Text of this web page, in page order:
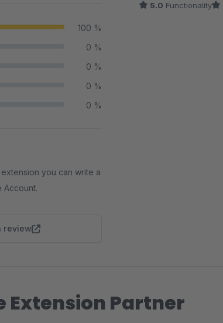
100 %
0 %
0 %
0 %
0 %
you can write a
Account.
review
5.0 Functionality
Extension Partner